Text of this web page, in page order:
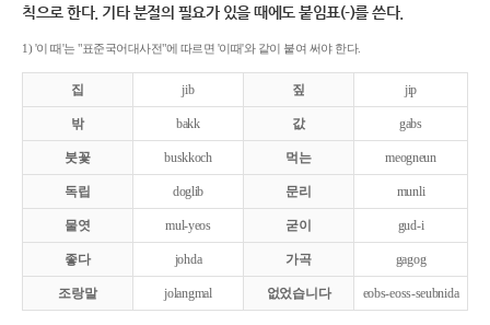
칙으로 한다. 기타 분절의 필요가 있을 때에도 붙임표(-)를 쓴다.
1) '이 때'는 "표준국어대사전"에 따르면 '이때'와 같이 붙여 써야 한다.
집 jib 짚 jip
밖 bakk 값 gabs
붓꽃 buskkoch 먹는 meogneun
독립 doglib 문리 munli
물엿 mul-yeos 굳이 gud-i
좋다 johda 가곡 gagog
조랑말 jolangmal 없었습니다 eobs-eoss-seubnida